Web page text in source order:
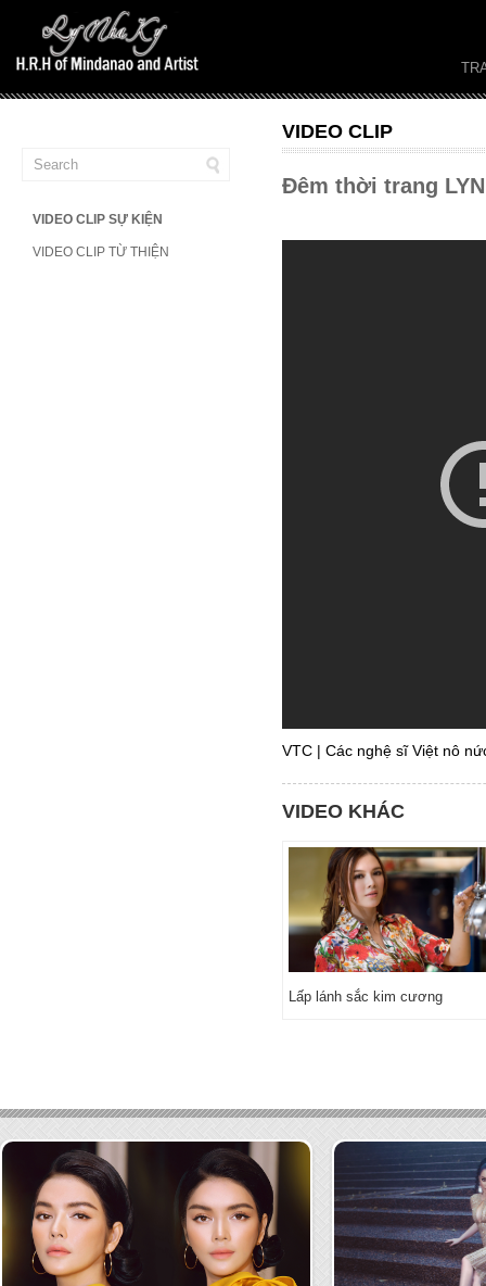
VIDEO CLIP SỰ KIỆN
VIDEO CLIP TỪ THIỆN
VIDEO CLIP
Đêm thời trang
VTC | Các nghệ sĩ Việt nô
VIDEO KHÁC
Lấp lánh sắc kim cương